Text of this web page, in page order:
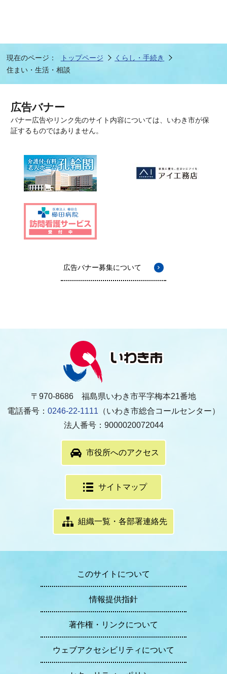
現在のページ： トップページ
くらし・手続き
住まい・生活・相談
広告バナー
バナー広告やリンク先のサイト内容については、いわき市が保
証するものではありません。
広告バナー募集について
〒970-8686 福島県いわき市平字梅本21番地
電話番号： 0246-22-1111 （いわき市総合コールセンター）
法人番号：9000020072044
市役所へのアクセス
サイトマップ
組織一覧・各部署連絡先
このサイトについて
情報提供指針
著作権・リンクについて
ウェブアクセシビリティについて